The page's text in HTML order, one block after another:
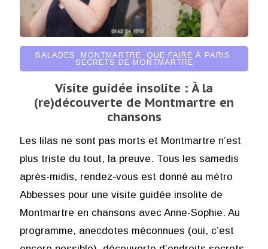
BALADES MONTMARTRE QUE FAIRE À PARIS
SECRETS DE MONTMARTRE
Visite guidée insolite : À la
(re)découverte de Montmartre en
chansons
Les lilas ne sont pas morts et Montmartre n’est
plus triste du tout, la preuve. Tous les samedis
après-midis, rendez-vous est donné au métro
Abbesses pour une visite guidée insolite de
Montmartre en chansons avec Anne-Sophie. Au
programme, anecdotes méconnues (oui, c’est